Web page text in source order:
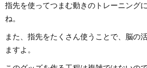
指先を使ってつまむ動きのトレーニング
ね。
また、指先をたくさん使うことで、脳の
ますよ。